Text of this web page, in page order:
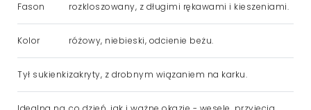
Fason rozkloszowany, z długimi rękawami i kieszeniami.
Kolor różowy, niebieski, odcienie beżu.
Tył sukienkizakryty, z drobnym wiązaniem na karku.